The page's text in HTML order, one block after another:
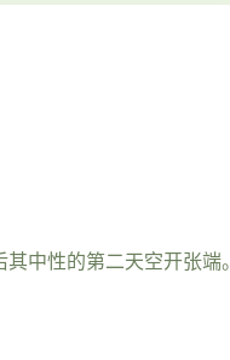
中性的第二天空开张端。